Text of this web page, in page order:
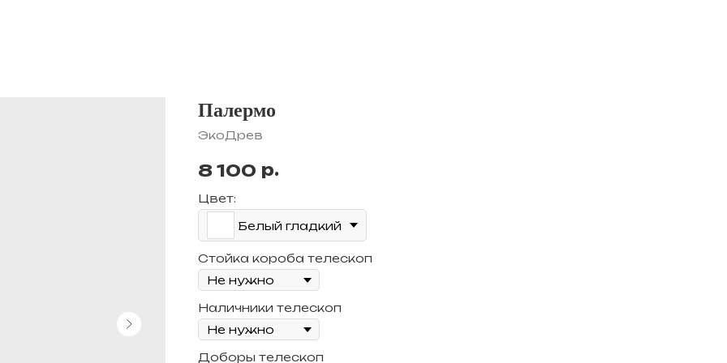
Палермо
ЭкоДрев
8 100 р.
Цвет:
Белый гладкий
Стойка короба телескоп
Наличники телескоп
Доборы телескоп